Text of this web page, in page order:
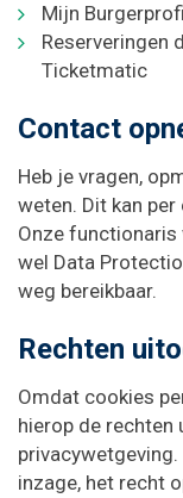
Mijn
Reserveringen
Ticketmatic
Contact
Heb je vragen,
weten. Dit kan per
Onze functionaris
wel Data
weg bereikbaar.
Rechten
Omdat cookies
hierop de rechten
inzage, het recht